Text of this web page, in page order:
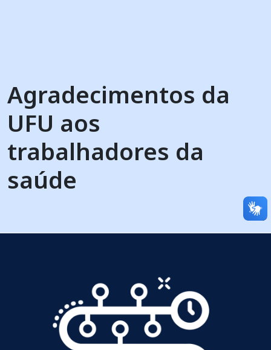
Agradecimentos da
UFU aos
trabalhadores da
saúde